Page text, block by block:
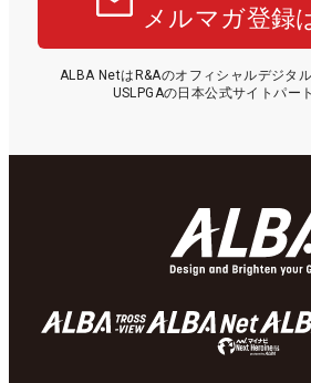
メルマガ登録
ALBA NetはR&Aのオフィシャルデジタ
USLPGAの日本公式サイトパー